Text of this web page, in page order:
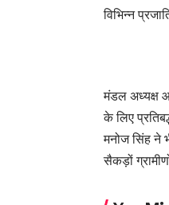
विभिन्न
मंडल अध्यक्ष
के लिए
मनोज सिंह ने
सैकड़ों